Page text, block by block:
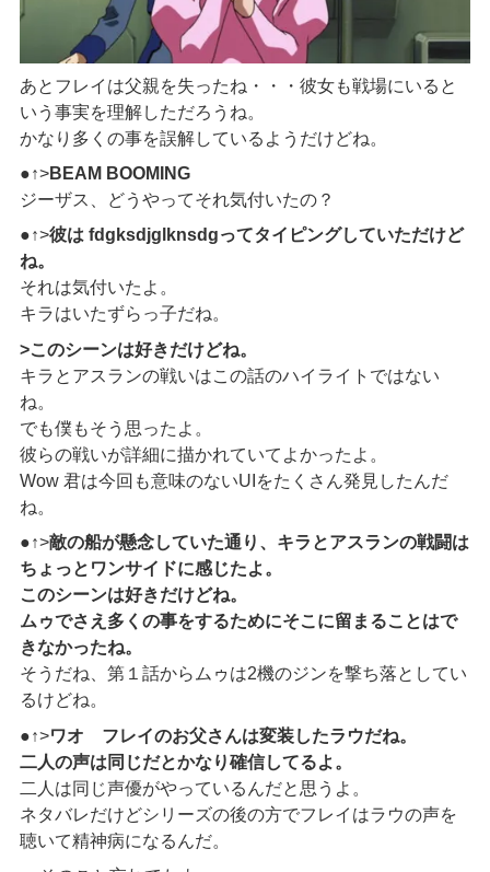
あとフレイは父親を失ったね・・・彼女も戦場にいると
いう事実を理解しただろうね。
かなり多くの事を誤解しているようだけどね。
●↑>BEAM BOOMING
ジーザス、どうやってそれ気付いたの？
●↑>彼は fdgksdjglknsdgってタイピングしていただけど
ね。
それは気付いたよ。
キラはいたずらっ子だね。
>このシーンは好きだけどね。
キラとアスランの戦いはこの話のハイライトではない
ね。
でも僕もそう思ったよ。
彼らの戦いが詳細に描かれていてよかったよ。
Wow 君は今回も意味のないUIをたくさん発見したんだ
ね。
●↑>敵の船が懸念していた通り、キラとアスランの戦闘は
ちょっとワンサイドに感じたよ。
このシーンは好きだけどね。
ムゥでさえ多くの事をするためにそこに留まることはで
きなかったね。
そうだね、第１話からムゥは2機のジンを撃ち落としてい
るけどね。
●↑>ワオ フレイのお父さんは変装したラウだね。
二人の声は同じだとかなり確信してるよ。
二人は同じ声優がやっているんだと思うよ。
ネタバレだけどシリーズの後の方でフレイはラウの声を
聴いて精神病になるんだ。